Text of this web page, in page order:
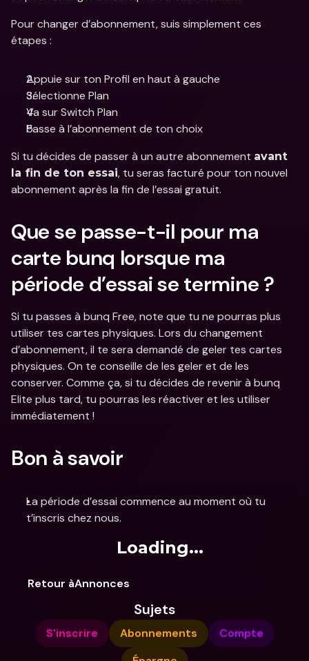
Pour changer d’abonnement, suis simplement ces
étapes :
Appuie sur ton Profil en haut à gauche
Sélectionne Plan
Va sur Switch Plan
Passe à l’abonnement de ton choix
Si tu décides de passer à un autre abonnement avant
la fin de ton essai, tu seras facturé pour ton nouvel
abonnement après la fin de l’essai gratuit.
Que se passe-t-il pour ma
carte bunq lorsque ma
période d’essai se termine ?
Si tu passes à bunq Free, note que tu ne pourras plus
utiliser tes cartes physiques. Lors du changement
d’abonnement, il te sera demandé de geler tes cartes
physiques. On te conseille de les geler et de les
conserver. Comme ça, si tu décides de revenir à bunq
Elite plus tard, tu pourras les réactiver et les utiliser
immédiatement !
Bon à savoir
La période d’essai commence au moment où tu
t’inscris chez nous.
Loading...
Retour àAnnonces
Sujets
S'inscrire Abonnements
Compte